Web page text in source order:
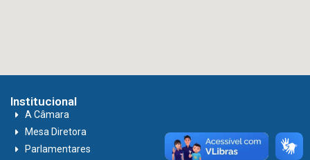
Institucional
A Câmara
Mesa Diretora
Parlamentares